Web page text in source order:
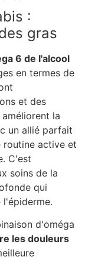
:
gras
6 de l'alcool
en termes de
et des
la
un allié parfait
routine active et
C'est
soins de la
qui
l'épiderme.
d'oméga
les douleurs